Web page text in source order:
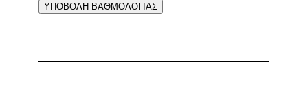
ΥΠΟΒΟΛΗ ΒΑΘΜΟΛΟΓΙΑΣ